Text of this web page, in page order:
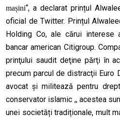
mașini“, a declarat prințul
oficial de Twitter. Prințul
Holding Co, ale cărui interese
bancar american Citigroup.
prinţului saudit deţine părţi în
precum parcul de distracţii Euro
avocat și militează pentru
conservator islamic ,, acestea
unei societăți tradiționale, mult